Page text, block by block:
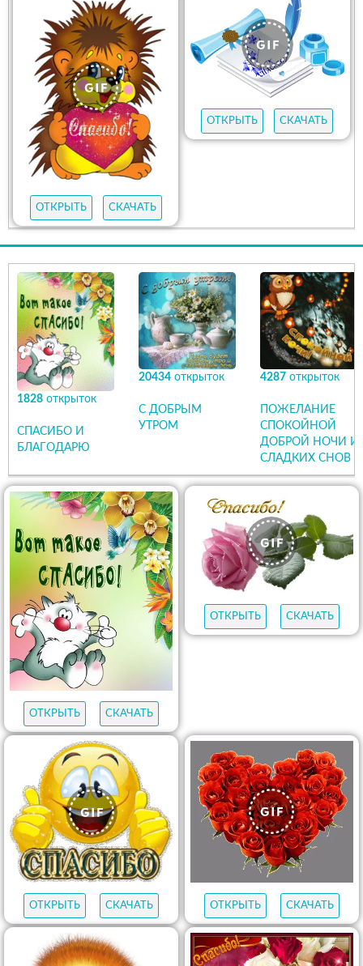
ОТКРЫТЬ СКАЧАТЬ
ОТКРЫТЬ СКАЧАТЬ
1828 открыток
СПАСИБО И
БЛАГОДАРЮ
20434 открыток
С ДОБРЫМ
УТРОМ
4287 открыток
ПОЖЕЛАНИЕ
СПОКОЙНОЙ
ДОБРОЙ НОЧИ И
СЛАДКИХ СНОВ
ОТКРЫТЬ СКАЧАТЬ
ОТКРЫТЬ СКАЧАТЬ
ОТКРЫТЬ СКАЧАТЬ ОТКРЫТЬ СКАЧАТЬ